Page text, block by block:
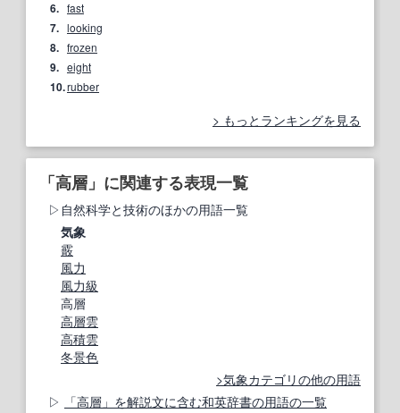
6. fast
7. looking
8. frozen
9. eight
10.rubber
もっとランキングを見る
「高層」に関連する表現一覧
自然科学と技術のほかの用語一覧
気象
霰
風力
風力級
高層
高層雲
高積雲
冬景色
気象カテゴリの他の用語
「高層」を解説文に含む和英辞書の用語の一覧